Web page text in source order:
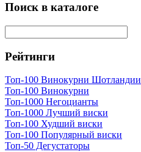
Поиск в каталоге
Рейтинги
Топ-100 Винокурни Шотландии
Топ-100 Винокурни
Топ-1000 Негоцианты
Топ-1000 Лучший виски
Топ-100 Худший виски
Топ-100 Популярный виски
Топ-50 Дегустаторы